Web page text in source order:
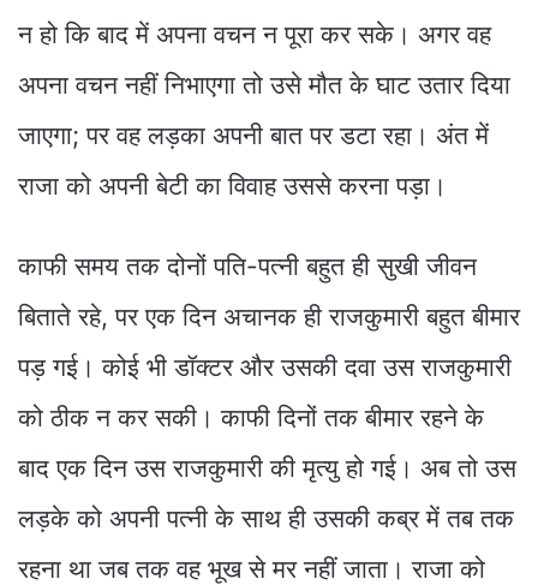
न हो कि बाद में अपना वचन न पूरा कर सके। अगर वह
अपना वचन नहीं निभाएगा तो उसे मौत के घाट उतार दिया
जाएगा; पर वह लड़का अपनी बात पर डटा रहा। अंत में
राजा को अपनी बेटी का विवाह उससे करना पड़ा।
काफी समय तक दोनों पति-पत्नी बहुत ही सुखी जीवन
बिताते रहे, पर एक दिन अचानक ही राजकुमारी बहुत बीमार
पड़ गई। कोई भी डॉक्टर और उसकी दवा उस राजकुमारी
को ठीक न कर सकी। काफी दिनों तक बीमार रहने के
बाद एक दिन उस राजकुमारी की मृत्यु हो गई। अब तो उस
लड़के को अपनी पत्नी के साथ ही उसकी कब्र में तब तक
रहना था जब तक वह भूख से मर नहीं जाता। राजा को